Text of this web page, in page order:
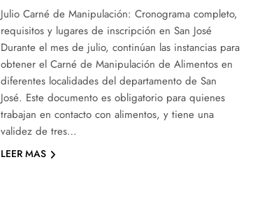
Julio Carné de Manipulación: Cronograma completo,
requisitos y lugares de inscripción en San José
Durante el mes de julio, continúan las instancias para
obtener el Carné de Manipulación de Alimentos en
diferentes localidades del departamento de San
José. Este documento es obligatorio para quienes
trabajan en contacto con alimentos, y tiene una
validez de tres…
LEER MAS